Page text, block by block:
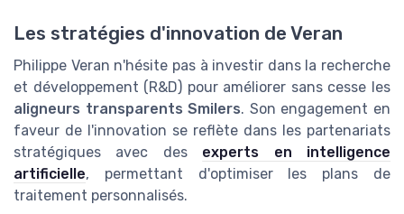
Les stratégies d'innovation de Veran
Philippe Veran n'hésite pas à investir dans la recherche
et développement (R&D) pour améliorer sans cesse les
aligneurs transparents Smilers. Son engagement en
faveur de l'innovation se reflète dans les partenariats
stratégiques avec des experts en intelligence
artificielle, permettant d'optimiser les plans de
traitement personnalisés.